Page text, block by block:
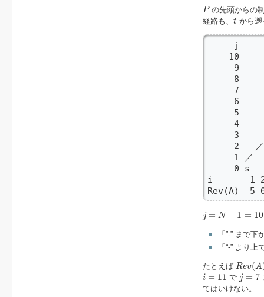
P
Pの先頭からの
経路も、 t
t から遡
     j
10
9
8
7
6
5
4
3
2
1 ／
0 s
i       1 2
Rev(A)  5
j = N − 1 = 10
= −1= 10
「”-” まで
「“-” より
たとえば Rev( A
Re (A)
i = 11
i=11 で j = 7
=
てはいけない。